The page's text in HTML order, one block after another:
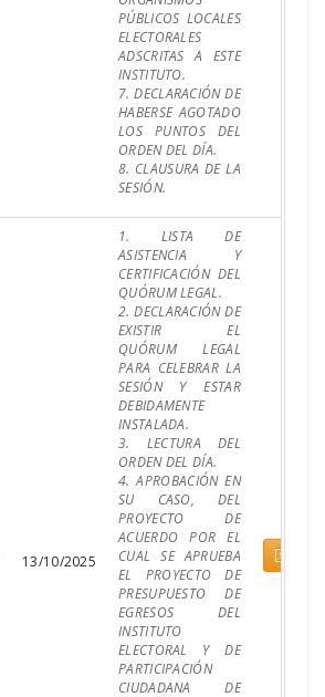
PÚBLICOS LOCALES
ELECTORALES
ADSCRITAS A ESTE
INSTITUTO.
7. DECLARACIÓN DE
HABERSE AGOTADO
LOS PUNTOS DEL
ORDEN DEL DÍA.
8. CLAUSURA DE LA
SESIÓN.
13/10/2025
1. LISTA DE
ASISTENCIA Y
CERTIFICACIÓN DEL
QUÓRUM LEGAL.
2. DECLARACIÓN DE
EXISTIR EL
QUÓRUM LEGAL
PARA CELEBRAR LA
SESIÓN Y ESTAR
DEBIDAMENTE
INSTALADA.
3. LECTURA DEL
ORDEN DEL DÍA.
4. APROBACIÓN EN
SU CASO, DEL
PROYECTO DE
ACUERDO POR EL
CUAL SE APRUEBA
EL PROYECTO DE
PRESUPUESTO DE
EGRESOS DEL
INSTITUTO
ELECTORAL Y DE
PARTICIPACIÓN
CIUDADANA DE